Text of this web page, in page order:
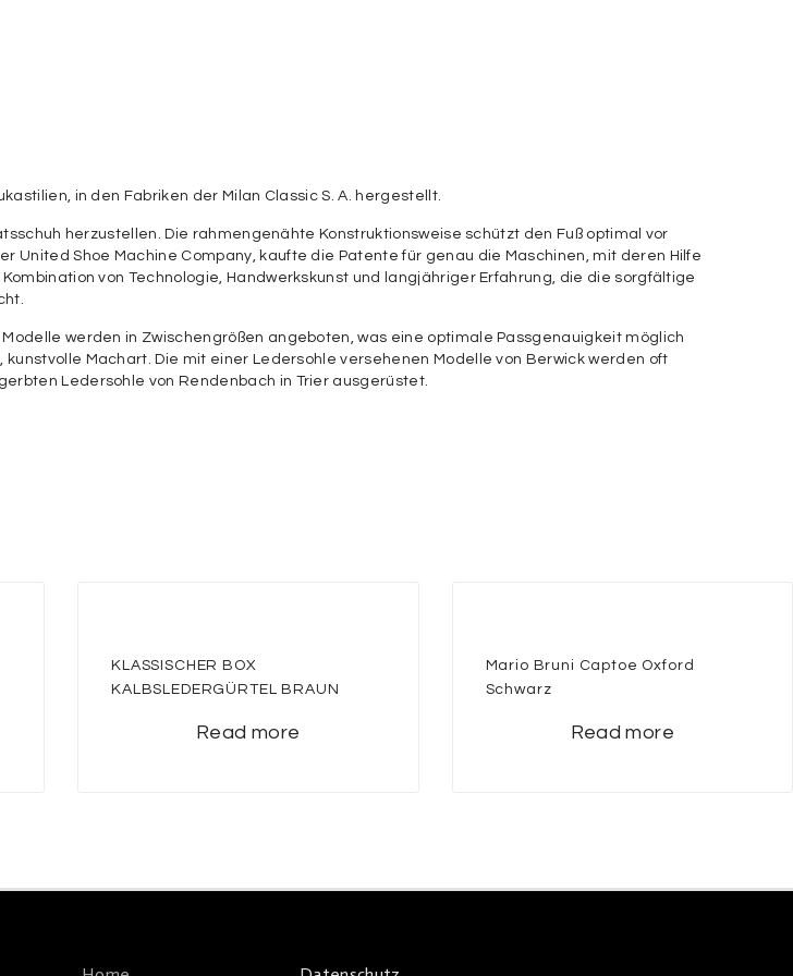
in den Fabriken der Milan Classic S. A. hergestellt.
herzustellen. Die rahmengenähte Konstruktionsweise schützt den Fuß optimal vor
United Shoe Machine Company, kaufte die Patente für genau die Maschinen, mit deren Hilfe
von Technologie, Handwerkskunst und langjähriger Erfahrung, die die sorgfältige
werden in Zwischengrößen angeboten, was eine optimale Passgenauigkeit möglich
Machart. Die mit einer Ledersohle versehenen Modelle von Berwick werden oft
Ledersohle von Rendenbach in Trier ausgerüstet.
KLASSISCHER BOX
KALBSLEDERGÜRTEL BRAUN
Read more
Mario Bruni Captoe Oxford
Schwarz
Read more